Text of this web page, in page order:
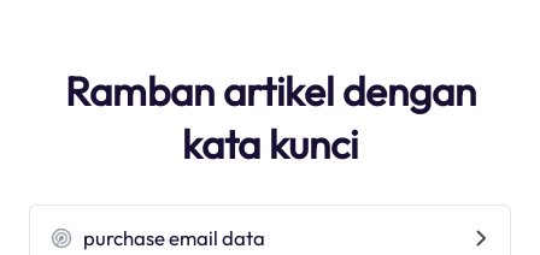
Ramban artikel dengan
kata kunci
purchase email data